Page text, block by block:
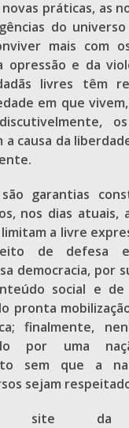
práticas, as
do
mais com
opressão e da
livres têm
em que
causa da
garantias
nos dias atuais,
a livre
de defesa
democracia, por
social e de
pronta
finalmente,
por uma
sem que a
sejam
da